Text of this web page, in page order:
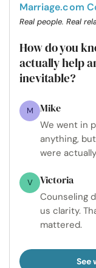
Marriage.com
Real people. Real
How do you
actually help
inevitable?
M Mike
We went in
anything,
were
V Victoria
Counseling
us clarity.
mattered.
See